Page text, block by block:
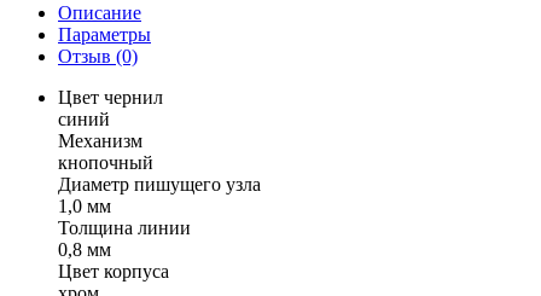
Описание
Параметры
Отзыв (0)
Цвет чернил
синий
Механизм
кнопочный
Диаметр пишущего узла
1,0 мм
Толщина линии
0,8 мм
Цвет корпуса